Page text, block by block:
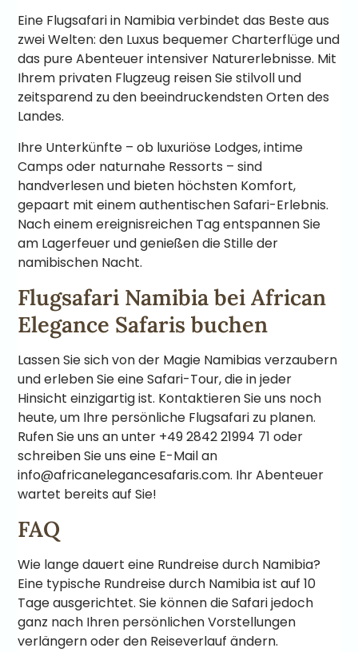
Eine Flugsafari in Namibia verbindet das Beste aus
zwei Welten: den Luxus bequemer Charterflüge und
das pure Abenteuer intensiver Naturerlebnisse. Mit
Ihrem privaten Flugzeug reisen Sie stilvoll und
zeitsparend zu den beeindruckendsten Orten des
Landes.
Ihre Unterkünfte – ob luxuriöse Lodges, intime
Camps oder naturnahe Ressorts – sind
handverlesen und bieten höchsten Komfort,
gepaart mit einem authentischen Safari-Erlebnis.
Nach einem ereignisreichen Tag entspannen Sie
am Lagerfeuer und genießen die Stille der
namibischen Nacht.
Flugsafari Namibia bei African
Elegance Safaris buchen
Lassen Sie sich von der Magie Namibias verzaubern
und erleben Sie eine Safari-Tour, die in jeder
Hinsicht einzigartig ist. Kontaktieren Sie uns noch
heute, um Ihre persönliche Flugsafari zu planen.
Rufen Sie uns an unter +49 2842 21994 71 oder
schreiben Sie uns eine E-Mail an
info@africanelegancesafaris.com. Ihr Abenteuer
wartet bereits auf Sie!
FAQ
Wie lange dauert eine Rundreise durch Namibia?
Eine typische Rundreise durch Namibia ist auf 10
Tage ausgerichtet. Sie können die Safari jedoch
ganz nach Ihren persönlichen Vorstellungen
verlängern oder den Reiseverlauf ändern.